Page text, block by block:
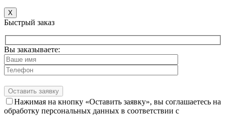
X
Быстрый заказ
Вы заказываете:
Нажимая на кнопку «Оставить заявку», вы соглашаетесь на
обработку персональных данных в соответствии с